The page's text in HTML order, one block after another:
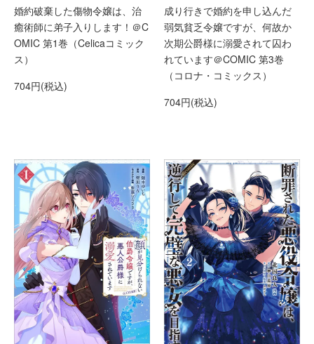
婚約破棄した傷物令嬢は、治
癒術師に弟子入りします！＠C
OMIC 第1巻（Celicaコミック
ス）
704円(税込)
成り行きで婚約を申し込んだ
弱気貧乏令嬢ですが、何故か
次期公爵様に溺愛されて囚わ
れています＠COMIC 第3巻
（コロナ・コミックス）
704円(税込)